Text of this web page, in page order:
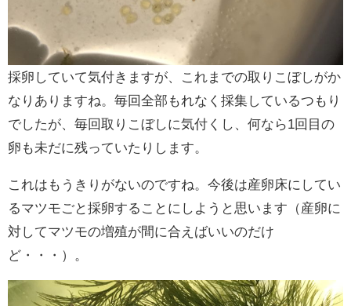
採卵していて気付きますが、これまでの取りこぼしがか
なりありますね。毎回全部もれなく採集しているつもり
でしたが、毎回取りこぼしに気付くし、何なら1回目の
卵も未だに残っていたりします。
これはもうきりがないのですね。今後は産卵床にしてい
るマツモごと採卵することにしようと思います（産卵に
対してマツモの増殖が間に合えばいいのだけ
ど・・・）。